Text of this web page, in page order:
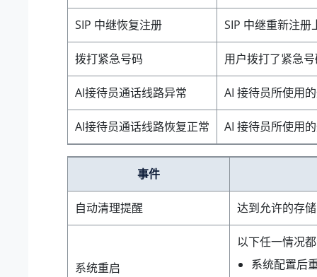
SIP 中继恢复注册 SIP 中继重新注
拨打紧急号码 用户拨打了紧急
AI接待员通话线路异常 AI 接待员所使用
AI接待员通话线路恢复正常 AI 接待员所使用
事件
自动清理提醒 达到允许的存
系统重启
以下任一情况
系统配置后